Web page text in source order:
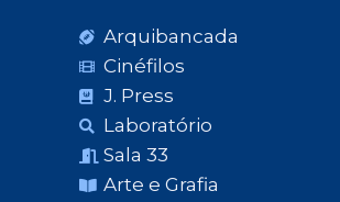
Arquibancada
Cinéfilos
J. Press
Laboratório
Sala 33
Arte e Grafia